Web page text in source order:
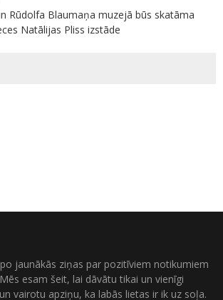
Rūdolfa Blaumaņa muzejā būs skatāma
Natālijas Pliss izstāde
jaunākās ziņas par pozitīviem notikumiem
esam šeit, lai dāvātu tikai un vienīgi
vairotu apziņu, ka labās lietas ir ik uz soļa.